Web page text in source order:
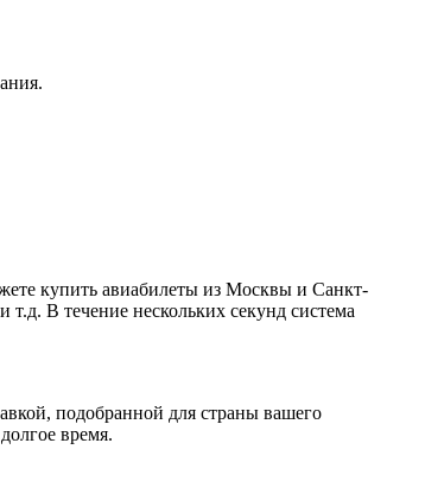
купить авиабилеты из Москвы и Санкт-
В течение нескольких секунд система
подобранной для страны вашего
время.